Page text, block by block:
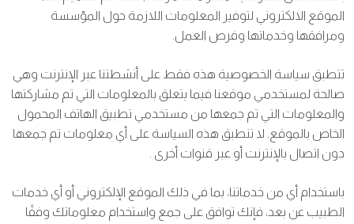
الموقع الالكتروني لتوفير المعلومات اللازمة حول المؤسسة
ومرافقها وخدماتها وفرص العمل.
تتطبق سياسة الخصوصية هذه فقط على أنشطتنا عبر الإنترنت وهي
صالحة لمستخدمي موقعنا فيما يتعلق بالمعلومات التي تم مشاركتها
والمعلومات التي تم جمعها من مستخدمي تطبيق الهاتف المحمول
الخاص بالموقع. لا تنطبق هذه السياسة على أي معلومات تم جمعها
دون اتصال بالإنترنت أو عبر قنوات أخرى .
باستخدام أي من خدماتنا، بما في ذلك الموقع الإلكتروني أو أي خدمات
الطبيب عن بعد، فإنك توافق على جمع واستخدام معلوماتك وفقًا